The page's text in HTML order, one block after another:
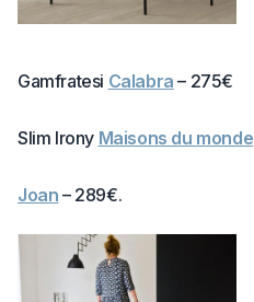
Gamfratesi Calabra – 275€
Slim Irony Maisons du monde
Joan – 289€.